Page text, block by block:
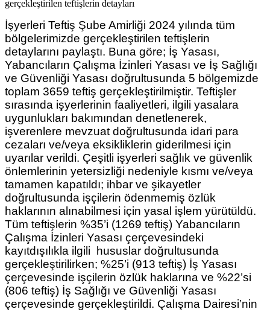
İşyerleri Teftiş Şube Amirliği 2024 yılında tüm
bölgelerimizde gerçekleştirilen teftişlerin
detaylarını paylaştı. Buna göre; İş Yasası,
Yabancıların Çalışma İzinleri Yasası ve İş Sağlığı
ve Güvenliği Yasası doğrultusunda 5 bölgemizde
toplam 3659 teftiş gerçekleştirilmiştir. Teftişler
sırasında işyerlerinin faaliyetleri, ilgili yasalara
uygunlukları bakımından denetlenerek,
işverenlere mevzuat doğrultusunda idari para
cezaları ve/veya eksikliklerin giderilmesi için
uyarılar verildi. Çeşitli işyerleri sağlık ve güvenlik
önlemlerinin yetersizliği nedeniyle kısmı ve/veya
tamamen kapatıldı; ihbar ve şikayetler
doğrultusunda işçilerin ödenmemiş özlük
haklarının alınabilmesi için yasal işlem yürütüldü.
Tüm teftişlerin %35’i (1269 teftiş) Yabancıların
Çalışma İzinleri Yasası çerçevesindeki
kayıtdışılıkla ilgili hususlar doğrultusunda
gerçekleştirilirken; %25’i (913 teftiş) İş Yasası
çerçevesinde işçilerin özlük haklarına ve %22’si
(806 teftiş) İş Sağlığı ve Güvenliği Yasası
çerçevesinde gerçekleştirildi. Çalışma Dairesi’nin